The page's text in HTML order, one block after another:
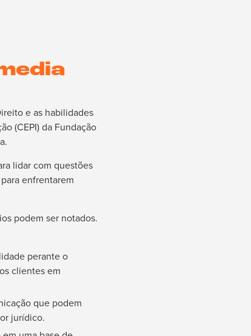
e as habilidades
(CEPI) da Fundação
lidar com questões
enfrentarem
podem ser notados.
perante o
clientes em
que podem
jurídico.